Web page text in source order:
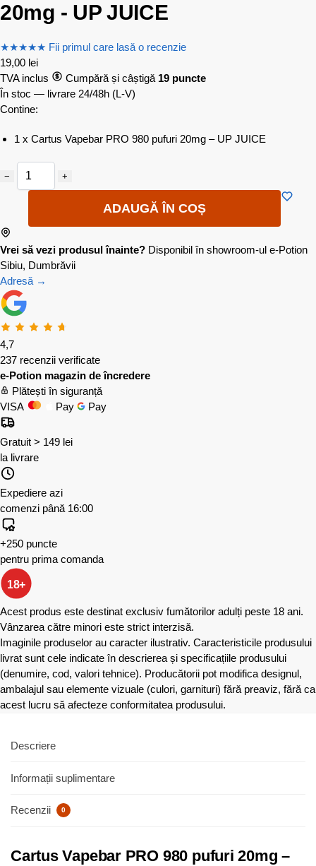
20mg - UP JUICE
★★★★★ Fii primul care lasă o recenzie
19,00 lei
TVA inclus
Cumpără și câștigă 19 puncte
În stoc — livrare 24/48h (L-V)
Contine:
1 x Cartus Vapebar PRO 980 pufuri 20mg – UP JUICE
− +
ADAUGĂ ÎN COȘ
Vrei să vezi produsul înainte? Disponibil în showroom-ul e-Potion
Sibiu, Dumbrăvii
Adresă →
4,7
237 recenzii verificate
e-Potion magazin de încredere
Plătești în siguranță
VISA
Pay Pay
Gratuit > 149 lei
la livrare
Expediere azi
comenzi până 16:00
+250 puncte
pentru prima comanda
18+
Acest produs este destinat exclusiv fumătorilor adulți peste 18 ani.
Vânzarea către minori este strict interzisă.
Imaginile produselor au caracter ilustrativ. Caracteristicile produsului
livrat sunt cele indicate în descrierea și specificațiile produsului
(denumire, cod, valori tehnice). Producătorii pot modifica designul,
ambalajul sau elemente vizuale (culori, garnituri) fără preaviz, fără ca
acest lucru să afecteze conformitatea produsului.
Descriere
Informații suplimentare
Recenzii 0
Cartus Vapebar PRO 980 pufuri 20mg –